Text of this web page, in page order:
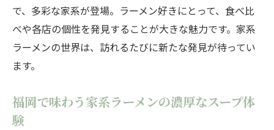
で、多彩な家系が登場。ラーメン好きにとって、食べ比
べや各店の個性を発見することが大きな魅力です。家系
ラーメンの世界は、訪れるたびに新たな発見が待ってい
ます。
福岡で味わう家系ラーメンの濃厚なスープ体
験